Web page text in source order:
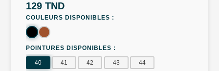
129 TND
COULEURS DISPONIBLES :
POINTURES DISPONIBLES :
40 41 42 43 44